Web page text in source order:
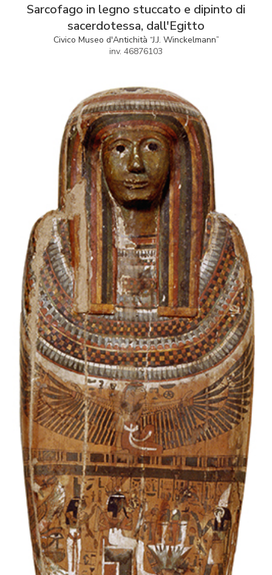
Sarcofago in legno stuccato e dipinto di
sacerdotessa, dall'Egitto
Civico Museo d'Antichità “J.J. Winckelmann”
inv. 46876103